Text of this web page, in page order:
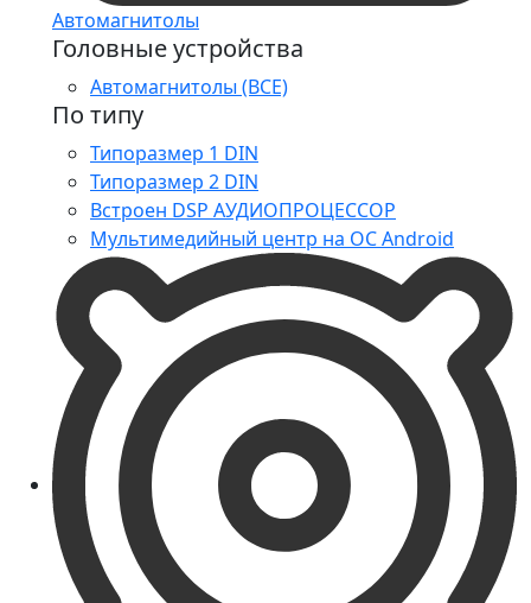
Автомагнитолы
Головные устройства
Автомагнитолы (ВСЕ)
По типу
Типоразмер 1 DIN
Типоразмер 2 DIN
Встроен DSP АУДИОПРОЦЕССОР
Мультимедийный центр на ОС Android